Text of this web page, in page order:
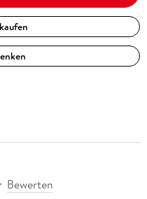
Bewerten